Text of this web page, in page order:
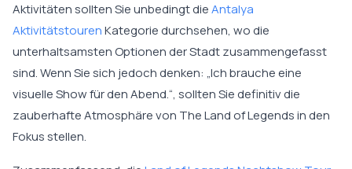
Aktivitäten sollten Sie unbedingt dieAntalya
AktivitätstourenKategorie durchsehen, wo die
unterhaltsamsten Optionen der Stadt zusammengefasst
sind. Wenn Sie sich jedoch denken: „Ich brauche eine
visuelle Show für den Abend.“, sollten Sie definitiv die
zauberhafte Atmosphäre von The Land of Legends in den
Fokus stellen.